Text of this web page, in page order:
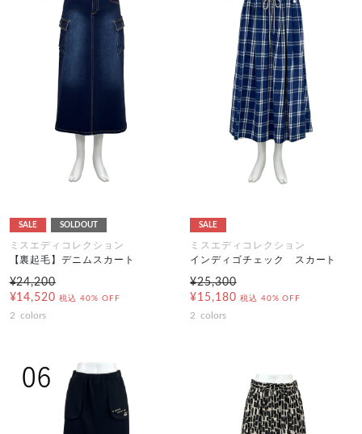
SALE SOLDOUT
ミスエディコレクション
【裏起毛】デニムスカート
¥24,200
¥14,520 税込 40% OFF
2 colors
SALE
ミスエディコレクション
インディゴチェック スカート
¥25,300
¥15,180 税込 40% OFF
2 colors